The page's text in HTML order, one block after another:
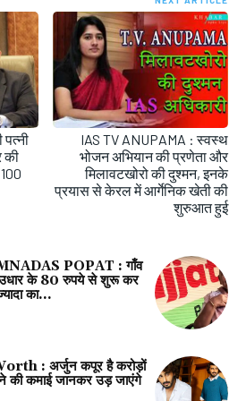
की
IAS TV ANUPAMA : स्वस्थ
भोजन अभियान की प्रणेता और
मिलावटखोरो की दुश्मन, इनके
प्रयास से केरल में आर्गेनिक खेती की
शुरुआत हुई
POPAT : गाँव
उधार के 80 रुपये से शुरू कर
का...
: अर्जुन कपूर है करोड़ों
की कमाई जानकर उड़ जाएंगे